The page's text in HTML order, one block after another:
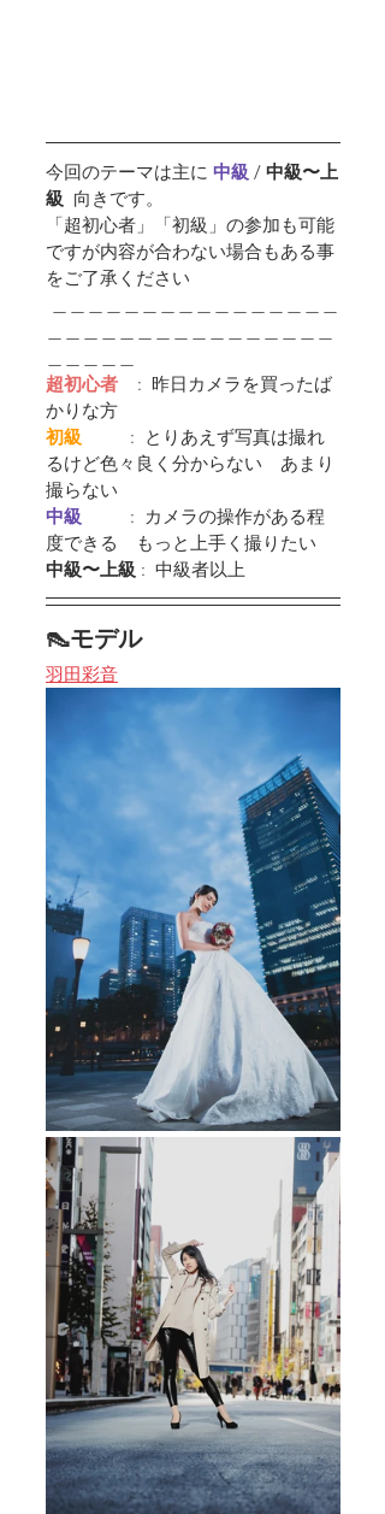
今回のテーマは主に 中級 / 中級〜上
級 向きです。
「超初心者」「初級」の参加も可能
ですが内容が合わない場合もある事
をご了承ください
超初心者
    :  昨日カメラを買ったば
かりな方
初級
:  とりあえず写真は撮れ
るけど色々良く分からない　あまり
撮らない
中級
:  カメラの操作がある程
度できる　もっと上手く撮りたい
中級〜上級 :  中級者以上
👠モデル
羽田彩音